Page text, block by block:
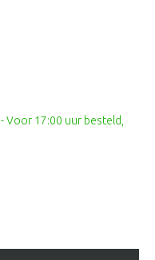
- Voor 17:00 uur besteld,